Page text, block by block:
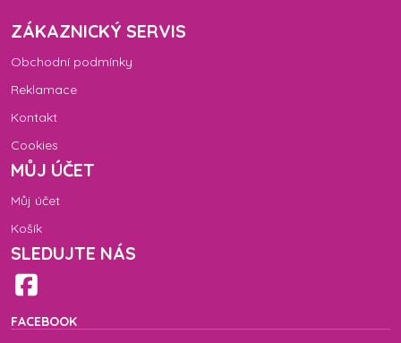
ZÁKAZNICKÝ SERVIS
Obchodní podmínky
Reklamace
Kontakt
Cookies
MŮJ ÚČET
Můj účet
Košík
SLEDUJTE NÁS
FACEBOOK